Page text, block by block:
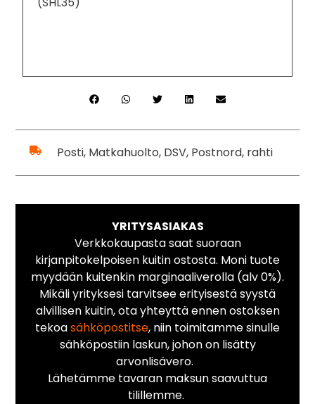
Posti, Matkahuolto, DSV, Postnord, rahti
YRITYSASIAKAS
Verkkokaupasta saat suoraan
kirjanpitokelpoisen kuitin ostosta. Moni tuote
myydään kuitenkin marginaaliverolla (alv 0%).
Mikäli yrityksesi tarvitsee erityisestä syystä
alvillisen kuitin, ota yhteyttä ennen ostoksen
tekoasähköpostitse, niin toimitamme sinulle
sähköpostiin laskun, johon on lisätty
arvonlisävero.
Lähetämme tavaran maksun saavuttua
tilillemme.